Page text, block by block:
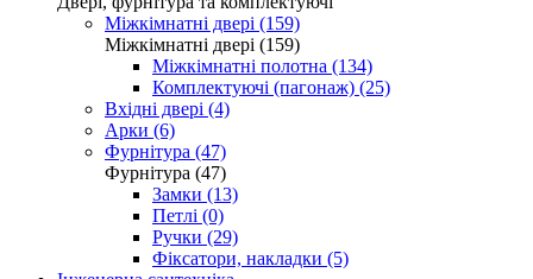
Міжкімнатні двері (159)
Міжкімнатні двері (159)
Міжкімнатні полотна (134)
Комплектуючі (пагонаж) (25)
Вхідні двері (4)
Арки (6)
Фурнітура (47)
Фурнітура (47)
Замки (13)
Петлі (0)
Ручки (29)
Фіксатори, накладки (5)